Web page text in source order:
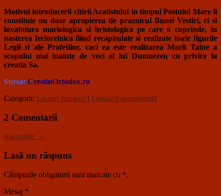
Motivul introducerii citirii Acatistului in timpul Postului Mare il
constituie nu doar apropierea de praznicul Bunei Vestiri, ci si
invatatura mariologica si hristologica pe care o cuprinde, in
nasterea feciorelnica fiind recapitulate si realizate toate figurile
Legii si ale Profetilor, caci ea este realizarea Marii Taine a
scopului mai inainte de veci al lui Dumnezeu cu privire la
creatia Sa.
Sursa: CrestinOrtodox.ro
Categorii: Lecturi liturgice | Legătură permanentă
2 Comentarii
Răspunde →
Lasă un răspuns
Câmpurile obligatorii sunt marcate cu *.
Mesaj *